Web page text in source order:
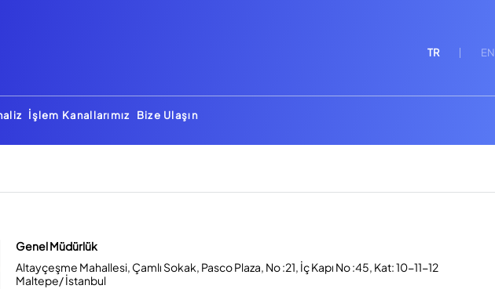
TR EN
İşlem Kanallarımız Bize Ulaşın
Genel Müdürlük
Altayçeşme Mahallesi, Çamlı Sokak, Pasco Plaza, No :21, İç Kapı No :45, Kat: 10-11-12
Maltepe/ İstanbul